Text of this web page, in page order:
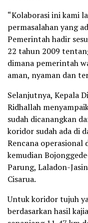
“Kolaborasi ini kami
permasalahan yang
Pemerintah hadir
22 tahun 2009
dimana pemerintah
aman, nyaman dan
Selanjutnya, Kepala
Ridhallah
sudah dicanangkan
koridor sudah ada di
Rencana operasional
kemudian
Parung, Laladon-
Cisarua.
Untuk koridor tujuh
berdasarkan hasil